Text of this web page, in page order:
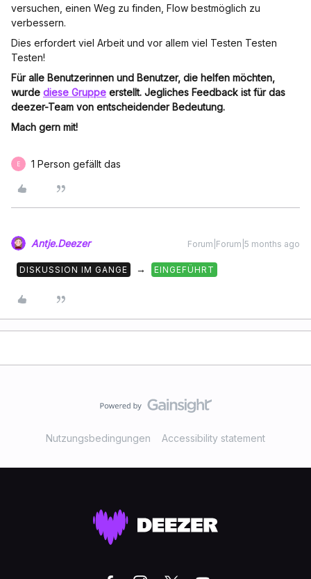
versuchen, einen Weg zu finden, Flow bestmöglich zu
verbessern.
Dies erfordert viel Arbeit und vor allem viel Testen Testen
Testen!
Für alle Benutzerinnen und Benutzer, die helfen möchten,
wurde diese Gruppe erstellt. Jegliches Feedback ist für das
deezer-Team von entscheidender Bedeutung.
Mach gern mit!
E 1 Person gefällt das
Antje.Deezer Forum|Forum|5 months ago
DISKUSSION IM GANGE → EINGEFÜHRT
Nutzungsbedingungen Accessibility statement